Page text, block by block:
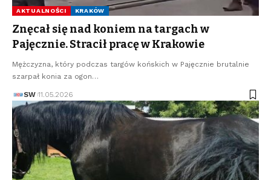
AKTUALNOŚCI KRAKÓW
Znęcał się nad koniem na targach w
Pajęcznie. Stracił pracę w Krakowie
Mężczyzna, który podczas targów końskich w Pajęcznie brutalnie
szarpał konia za ogon…
SW 11.05.2026